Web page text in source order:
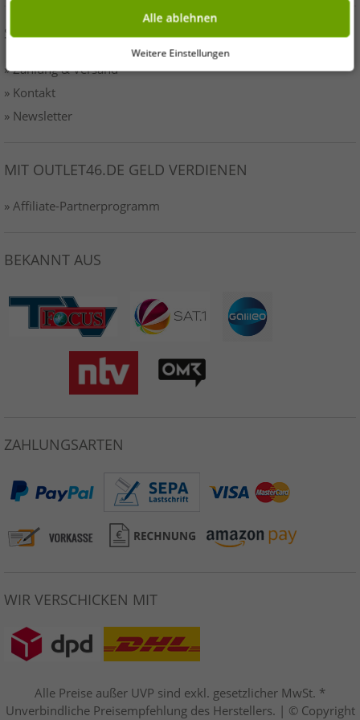
SERVICE
» Zahlung & Versand
» Kontakt
» Newsletter
MIT OUTLET46.DE GELD VERDIENEN
» Affiliate-Partnerprogramm
BEKANNT AUS
ZAHLUNGSARTEN
WIR VERSCHICKEN MIT
Alle Preise außer UVP sind exkl. gesetzlicher MwSt. *
Unverbindliche Preisempfehlung des Herstellers. | © Copyright
Alle ablehnen
Weitere Einstellungen